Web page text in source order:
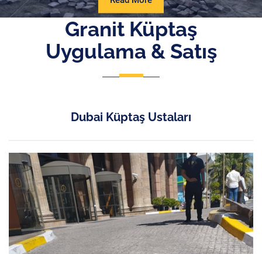
More
Granit Küptaş
Uygulama & Satış
Dubai Küptaş Ustaları